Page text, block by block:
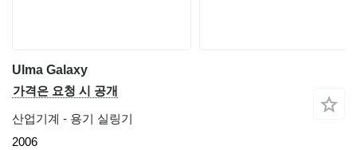
Ulma Galaxy
가격은 요청 시 공개
산업기계 - 용기 실링기
2006